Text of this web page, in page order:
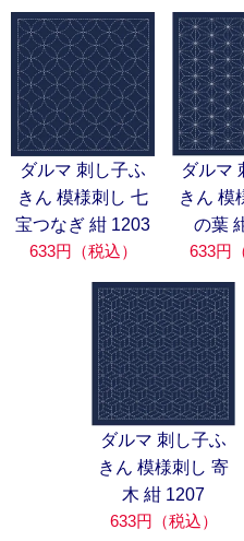
ダルマ 刺し子ふ
きん 模様刺し 七
宝つなぎ 紺 1203
633円（税込）
ダルマ
きん 模
の葉
633円
ダルマ 刺し子ふ
きん 模様刺し 寄
木 紺 1207
633円（税込）